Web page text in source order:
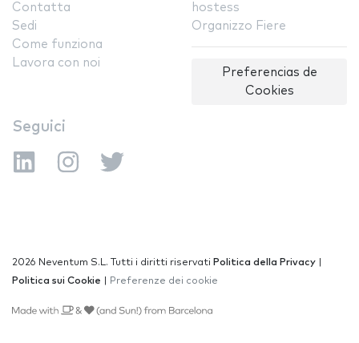
Contatta
Sedi
Come funziona
Lavora con noi
hostess
Organizzo Fiere
Preferencias de
Cookies
Seguici
2026 Neventum S.L. Tutti i diritti riservati Politica della Privacy
Politica sui Cookie
Preferenze dei cookie